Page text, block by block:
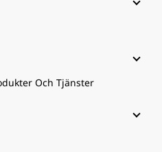
Och Tjänster